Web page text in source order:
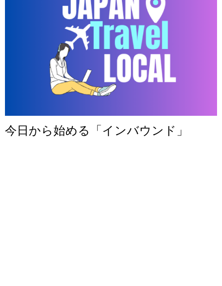
今日から始める「インバウンド」